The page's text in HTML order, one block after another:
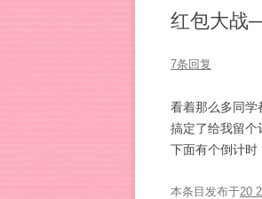
红包大战
7条回复
看着那么多同
搞定了给我留
下面有个倒计
本条目发布于20